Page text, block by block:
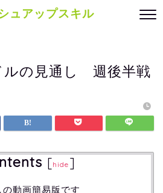
ュアップスキル
ルの見通し 週後半戦
[hide ]
動画簡易版です